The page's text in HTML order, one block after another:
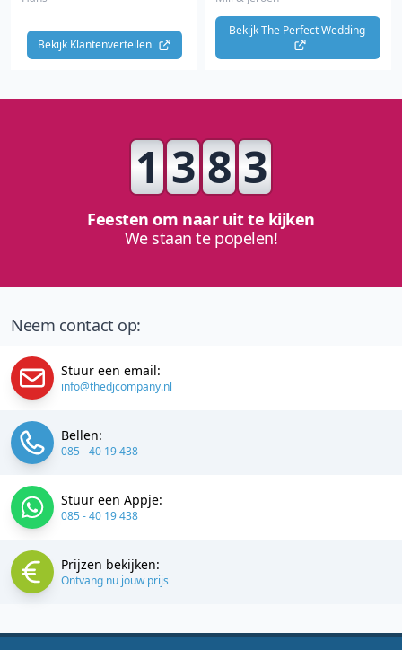
Bekijk Klantenvertellen
Bekijk The Perfect Wedding
1 3 8 3
Feesten om naar uit te kijken
We staan te popelen!
Neem contact op:
Stuur een email:
info@thedjcompany.nl
Bellen:
085 - 40 19 438
Stuur een Appje:
085 - 40 19 438
Prijzen bekijken:
Ontvang nu jouw prijs